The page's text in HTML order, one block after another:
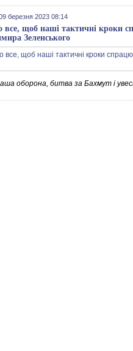
березня 2023 08:14
все, щоб наші тактичні кроки
Зеленського
оборона, битва за Бахмут і